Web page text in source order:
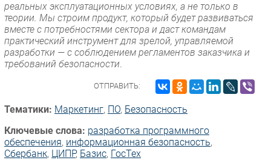
реальных эксплуатационных условиях, а не только в
теории. Мы строим продукт, который будет развиваться
вместе с потребностями сектора и даст командам
практический инструмент для зрелой, управляемой
разработки — с соблюдением регламентов заказчика и
требований безопасности
ОТПРАВИТЬ:
Тематики: Маркетинг, ПО, Безопасность
Ключевые слова: разработка программного
обеспечения, информационная безопасность,
Сбербанк, ЦИПР, Базис, ГосТех